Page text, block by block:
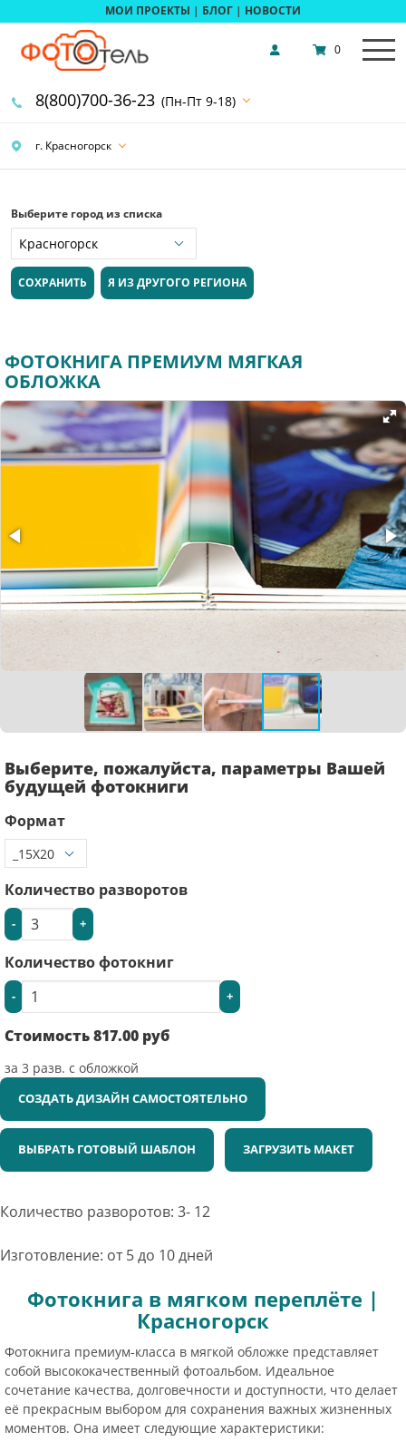
МОИ ПРОЕКТЫ | БЛОГ | НОВОСТИ
г. Красногорск
8(800)700-36-23 (Пн-Пт 9-18)
0
Выберите город из списка
СОХРАНИТЬ Я ИЗ ДРУГОГО РЕГИОНА
ФОТОКНИГА ПРЕМИУМ МЯГКАЯ
ОБЛОЖКА
Выберите, пожалуйста, параметры Вашей
будущей фотокниги
Формат
Количество разворотов
- +
Количество фотокниг
- +
Стоимость817.00 руб
за 3 разв. с обложкой
СОЗДАТЬ ДИЗАЙН САМОСТОЯТЕЛЬНО
ВЫБРАТЬ ГОТОВЫЙ ШАБЛОН ЗАГРУЗИТЬ МАКЕТ
Количество разворотов: 3- 12
Изготовление: от 5 до 10 дней
Фотокнига в мягком переплёте |
Красногорск
Фотокнига премиум-класса в мягкой обложке представляет
собой высококачественный фотоальбом. Идеальное
сочетание качества, долговечности и доступности, что делает
её прекрасным выбором для сохранения важных жизненных
моментов. Она имеет следующие характеристики: